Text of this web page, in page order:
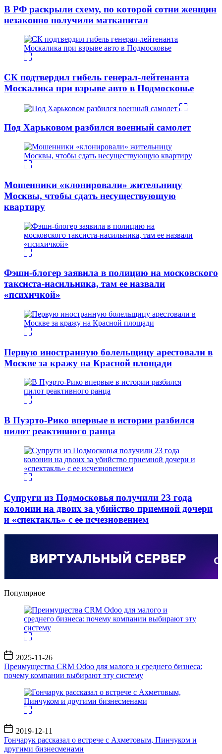
В РФ раскрыли схему, по которой сотни женщин
незаконно получили маткапитал
СК подтвердил гибель генерал-лейтенанта
Москалика при взрыве авто в Подмосковье
Под Харьковом разбился военный самолет
Мошенники «клонировали» жительницу
Москвы, чтобы сдать несуществующую
квартиру
Фэшн-блогер заявила в полицию на московского
таксиста-насильника, там ее назвали
«психичкой»
Первую иностранную болельщицу арестовали в
Москве за кражу на Красной площади
В Пуэрто-Рико впервые в истории разбился
пилот реактивного ранца
Супруги из Подмосковья получили 23 года
колонии на двоих за убийство приемной дочери
и «спектакль» с ее исчезновением
Популярное
Дата
записи
2025-11-26
Преимущества CRM Odoo для малого и среднего бизнеса:
почему компании выбирают эту систему
Дата
записи
2019-12-11
Гончарук рассказал о встрече с Ахметовым, Пинчуком и
другими бизнесменами